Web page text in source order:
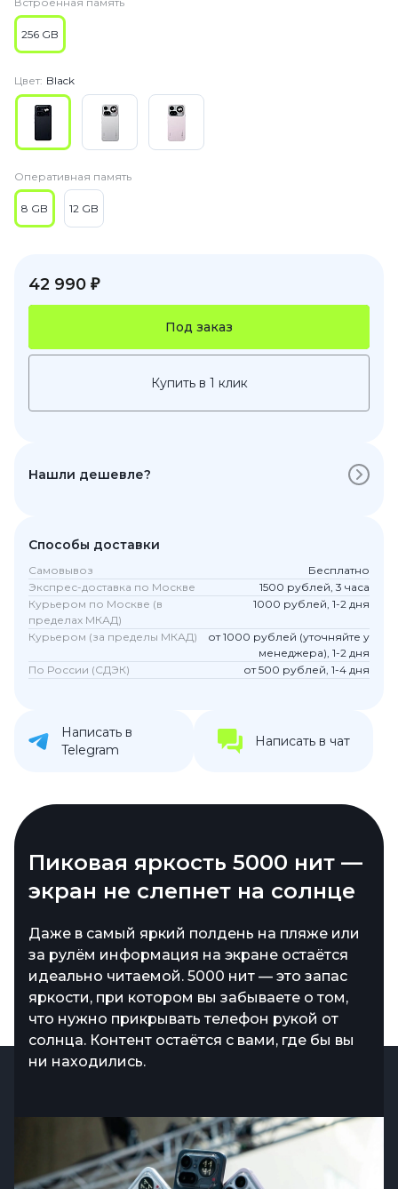
256 GB
Цвет: Black
Оперативная память
8 GB 12 GB
42 990 ₽
Под заказ
Купить в 1 клик
Нашли дешевле?
Способы доставки
Самовывоз
Бесплатно
Экспрес-доставка по Москве
1500 рублей, 3 часа
Курьером по Москве (в
пределах МКАД)
1000 рублей, 1-2 дня
Курьером (за пределы МКАД)
от 1000 рублей (уточняйте у
менеджера), 1-2 дня
По России (СДЭК)
от 500 рублей, 1-4 дня
Написать в
Telegram
Написать в чат
Пиковая яркость 5000 нит —
экран не слепнет на солнце
Даже в самый яркий полдень на пляже или
за рулём информация на экране остаётся
идеально читаемой. 5000 нит — это запас
яркости, при котором вы забываете о том,
что нужно прикрывать телефон рукой от
солнца. Контент остаётся с вами, где бы вы
ни находились.